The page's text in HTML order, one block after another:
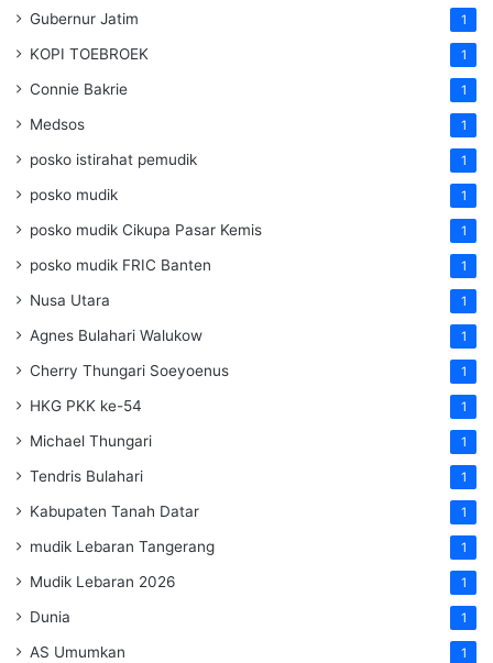
Gubernur Jatim 1
KOPI TOEBROEK 1
Connie Bakrie 1
Medsos 1
posko istirahat pemudik 1
posko mudik 1
posko mudik Cikupa Pasar Kemis 1
posko mudik FRIC Banten 1
Nusa Utara 1
Agnes Bulahari Walukow 1
Cherry Thungari Soeyoenus 1
HKG PKK ke-54 1
Michael Thungari 1
Tendris Bulahari 1
Kabupaten Tanah Datar 1
mudik Lebaran Tangerang 1
Mudik Lebaran 2026 1
Dunia 1
AS Umumkan 1